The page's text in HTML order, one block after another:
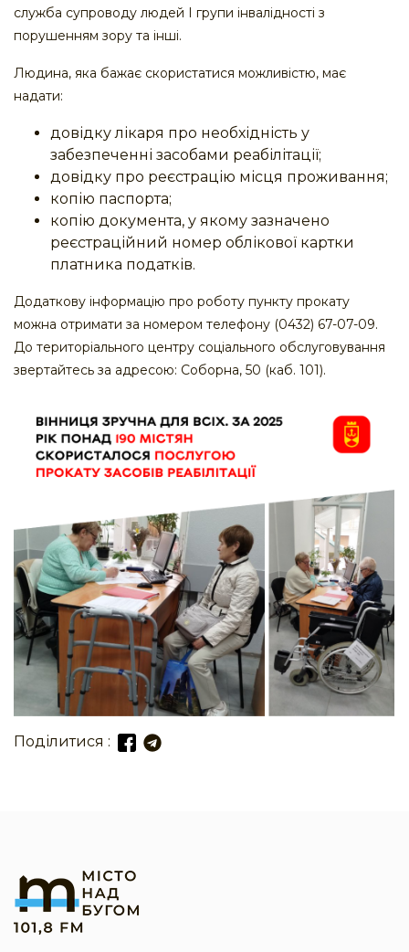
служба супроводу людей І групи інвалідності з
порушенням зору та інші.
Людина, яка бажає скористатися можливістю, має
надати:
довідку лікаря про необхідність у
забезпеченні засобами реабілітації;
довідку про реєстрацію місця проживання;
копію паспорта;
копію документа, у якому зазначено
реєстраційний номер облікової картки
платника податків.
Додаткову інформацію про роботу пункту прокату
можна отримати за номером телефону (0432) 67-07-09.
До територіального центру соціального обслуговування
звертайтесь за адресою: Соборна, 50 (каб. 101).
Поділитися :